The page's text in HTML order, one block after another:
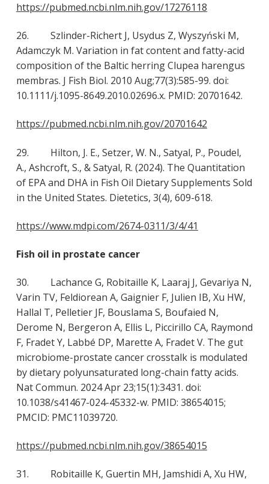
https://pubmed.ncbi.nlm.nih.gov/17276118
26. Szlinder-Richert J, Usydus Z, Wyszyński M,
Adamczyk M. Variation in fat content and fatty-acid
composition of the Baltic herring Clupea harengus
membras. J Fish Biol. 2010 Aug;77(3):585-99. doi:
10.1111/j.1095-8649.2010.02696.x. PMID: 20701642.
https://pubmed.ncbi.nlm.nih.gov/20701642
29. Hilton, J. E., Setzer, W. N., Satyal, P., Poudel,
A., Ashcroft, S., & Satyal, R. (2024). The Quantitation
of EPA and DHA in Fish Oil Dietary Supplements Sold
in the United States. Dietetics, 3(4), 609-618.
https://www.mdpi.com/2674-0311/3/4/41
Fish oil in prostate cancer
30. Lachance G, Robitaille K, Laaraj J, Gevariya N,
Varin TV, Feldiorean A, Gaignier F, Julien IB, Xu HW,
Hallal T, Pelletier JF, Bouslama S, Boufaied N,
Derome N, Bergeron A, Ellis L, Piccirillo CA, Raymond
F, Fradet Y, Labbé DP, Marette A, Fradet V. The gut
microbiome-prostate cancer crosstalk is modulated
by dietary polyunsaturated long-chain fatty acids.
Nat Commun. 2024 Apr 23;15(1):3431. doi:
10.1038/s41467-024-45332-w. PMID: 38654015;
PMCID: PMC11039720.
https://pubmed.ncbi.nlm.nih.gov/38654015
31. Robitaille K, Guertin MH, Jamshidi A, Xu HW,